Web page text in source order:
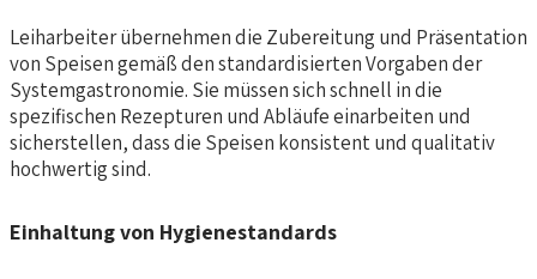
Leiharbeiter übernehmen die Zubereitung und Präsentation
von Speisen gemäß den standardisierten Vorgaben der
Systemgastronomie. Sie müssen sich schnell in die
spezifischen Rezepturen und Abläufe einarbeiten und
sicherstellen, dass die Speisen konsistent und qualitativ
hochwertig sind.
Einhaltung von Hygienestandards